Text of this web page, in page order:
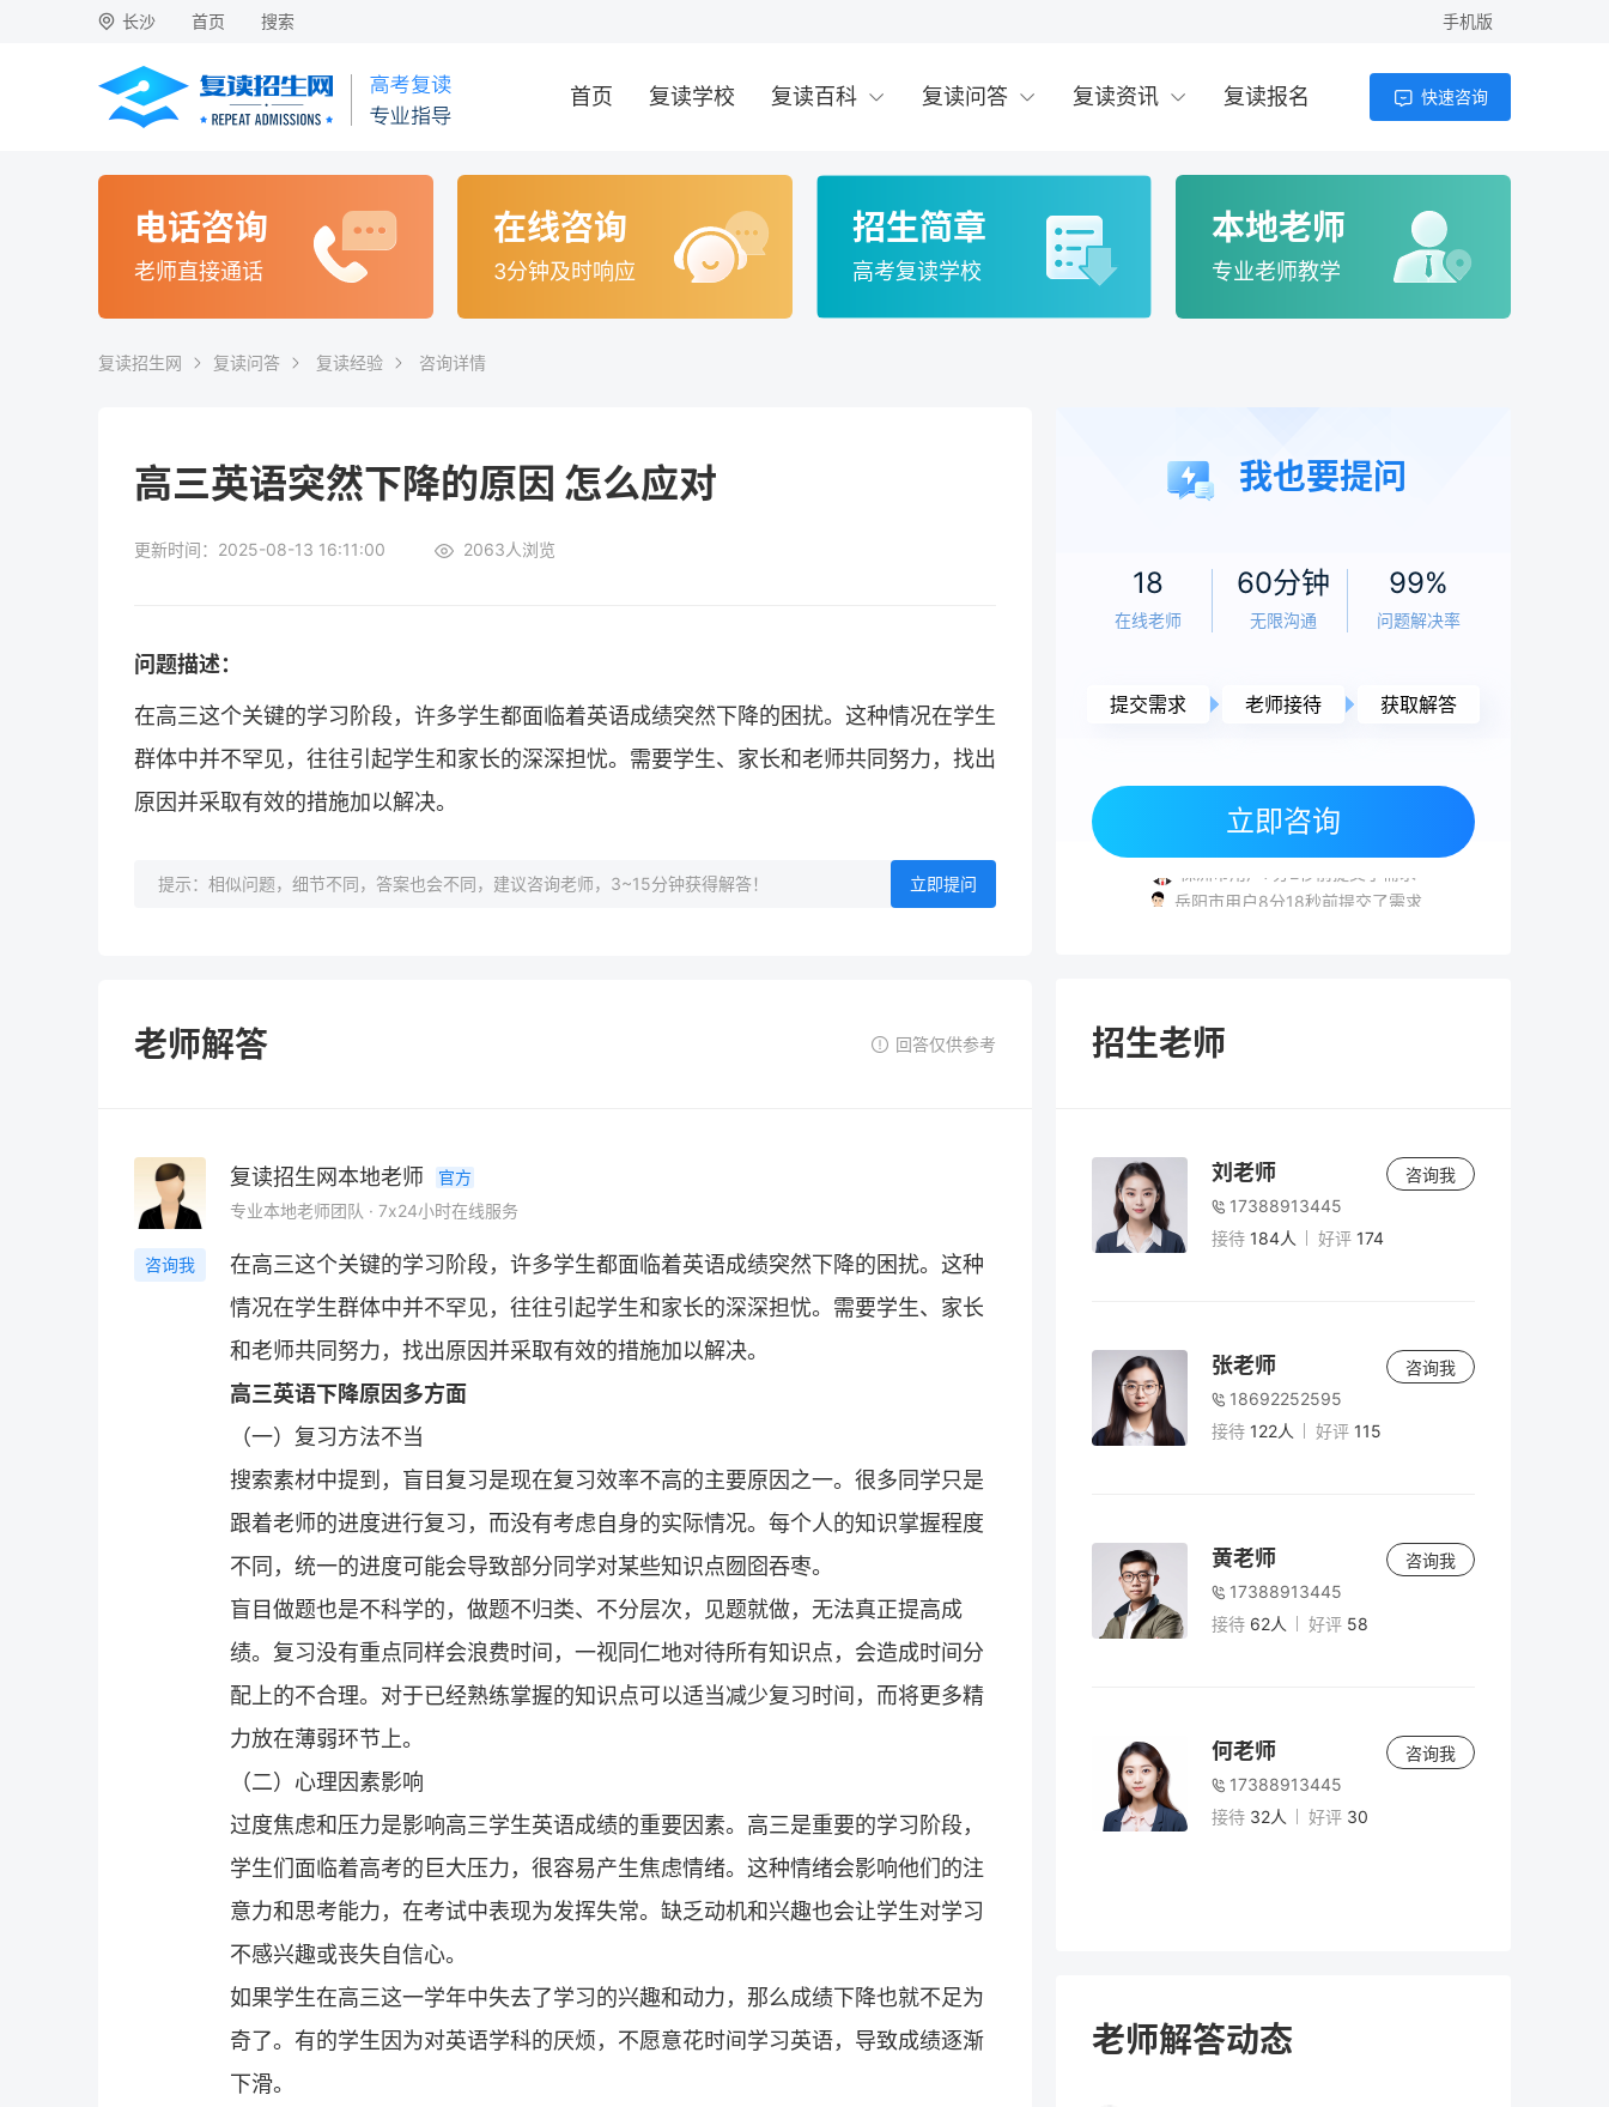
长沙 首页 搜索 手机版
首页 复读学校 复读百科 复读问答 复读资讯 复读报名 快速咨询
电话咨询
老师直接通话
在线咨询
3分钟及时响应
招生简章
高考复读学校
本地老师
专业老师教学
复读招生网 复读问答 复读经验 咨询详情
高三英语突然下降的原因 怎么应对
更新时间：2025-08-13 16:11:00 2063 人浏览
问题描述：
在高三这个关键的学习阶段，许多学生都面临着英语成绩突然下降的困扰。这种情况在学生
群体中并不罕见，往往引起学生和家长的深深担忧。需要学生、家长和老师共同努力，找出
原因并采取有效的措施加以解决。
提示：相似问题，细节不同，答案也会不同，建议咨询老师，3~15分钟获得解答！ 立即提问
老师解答 回答仅供参考
咨询我
复读招生网本地老师
官方
专业本地老师团队 · 7x24小时在线服务
在高三这个关键的学习阶段，许多学生都面临着英语成绩突然下降的困扰。这种
情况在学生群体中并不罕见，往往引起学生和家长的深深担忧。需要学生、家长
和老师共同努力，找出原因并采取有效的措施加以解决。
高三英语下降原因多方面
（一）复习方法不当
搜索素材中提到，盲目复习是现在复习效率不高的主要原因之一。很多同学只是
跟着老师的进度进行复习，而没有考虑自身的实际情况。每个人的知识掌握程度
不同，统一的进度可能会导致部分同学对某些知识点囫囵吞枣。
盲目做题也是不科学的，做题不归类、不分层次，见题就做，无法真正提高成
绩。复习没有重点同样会浪费时间，一视同仁地对待所有知识点，会造成时间分
配上的不合理。对于已经熟练掌握的知识点可以适当减少复习时间，而将更多精
力放在薄弱环节上。
（二）心理因素影响
过度焦虑和压力是影响高三学生英语成绩的重要因素。高三是重要的学习阶段，
学生们面临着高考的巨大压力，很容易产生焦虑情绪。这种情绪会影响他们的注
意力和思考能力，在考试中表现为发挥失常。缺乏动机和兴趣也会让学生对学习
不感兴趣或丧失自信心。
如果学生在高三这一学年中失去了学习的兴趣和动力，那么成绩下降也就不足为
奇了。有的学生因为对英语学科的厌烦，不愿意花时间学习英语，导致成绩逐渐
下滑。
我也要提问
18
在线老师
60分钟
无限沟通
99%
问题解决率
提交需求 老师接待 获取解答
立即咨询
长沙市用户4分23秒前提交了需求
长沙市用户4分17秒前提交了需求
株洲市用户7分2秒前提交了需求
岳阳市用户8分18秒前提交了需求
招生老师
刘老师
17388913445
接待 184人 好评 174
咨询我
张老师
18692252595
接待 122人 好评 115
咨询我
黄老师
17388913445
接待 62人 好评 58
咨询我
何老师
17388913445
接待 32人 好评 30
咨询我
老师解答动态
2026年高考300分以下能上什么学校？专
4小时前
高考200多分能上什么学校？2026年低分考
分考生出路与复读分析
高考复读感受：真实经历与科学应对指南
（2026年）
老师
5小时前
5小时前
高考落榜要不要复读？2026年复读决策全面
分析与规划指南
高考240分能上什么学校？复读提分与低分择
校全攻略
2026年复读怎么办理手续？最全流程与材料
清单（附避坑指南）
老师
5小时前
复读二年值得吗？2026年高考复读两年规划
老师
5小时前
2026年复读生高考报名全攻略：准考证获取
与注意事项
2026年高考时间安排全解析：复读生如何把
握关键节点？
老师
2026年高考300分以下能上什么学校？专
科、高职与复读选择全解析